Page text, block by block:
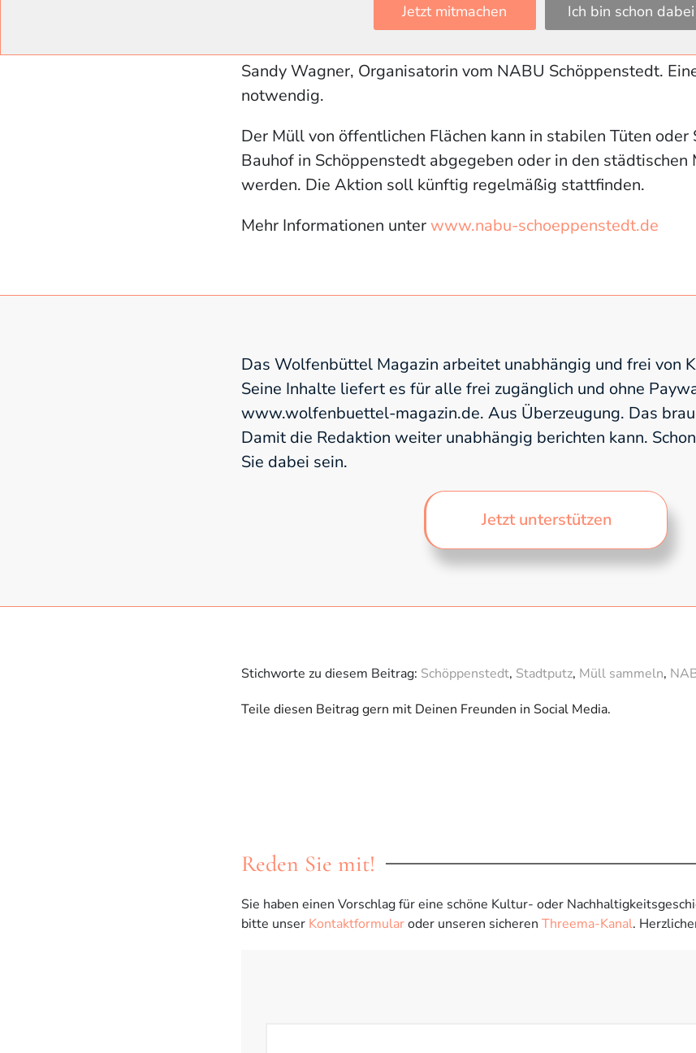
"Jeder kann mitmachen und seinen Zeitaufwand für die
Sandy Wagner, Organisatorin vom NABU Schöppenstedt.
notwendig.
Der Müll von öffentlichen Flächen kann in stabilen Tüten oder
Bauhof in Schöppenstedt abgegeben oder in den
werden. Die Aktion soll künftig regelmäßig stattfinden.
Mehr Informationen unterwww.nabu-schoeppenstedt.de
Das Wolfenbüttel Magazin arbeitet unabhängig und frei von
Seine Inhalte liefert es für alle frei zugänglich und ohne
www.wolfenbuettel-magazin.de. Aus Überzeugung. Das
Damit die Redaktion weiter unabhängig berichten kann.
Sie dabei sein.
Jetzt unterstützen
Stichworte zu diesem Beitrag: Schöppenstedt, Stadtputz, Müll sammeln,
Teile diesen Beitrag gern mit Deinen Freunden in Social Media.
Reden Sie mit!
Sie haben einen Vorschlag für eine schöne Kultur- oder
bitte unser Kontaktformularoder unseren sicheren Threema-Kanal.
Jetzt mitmachen Ich bin schon dabei